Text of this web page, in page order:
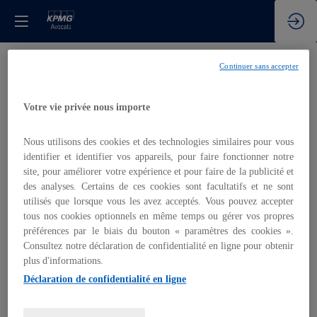
Conditions
d'utilisation
inwinkest un outil de gestion d’évènements qui gère
l’authentification des participants lors de leur inscription
à l’évènement.
La collecte de certaines données à caractère personnel par
Votre vie privée nous importe
Nous utilisons des cookies et des technologies similaires pour vous
identifier et identifier vos appareils, pour faire fonctionner notre
site, pour améliorer votre expérience et pour faire de la publicité et
des analyses. Certains de ces cookies sont facultatifs et ne sont
utilisés que lorsque vous les avez acceptés. Vous pouvez accepter
tous nos cookies optionnels en même temps ou gérer vos propres
préférences par le biais du bouton « paramètres des cookies ».
Consultez notre déclaration de confidentialité en ligne pour obtenir
plus d'informations.
Déclaration de confidentialité en ligne
Continuer sans accepter